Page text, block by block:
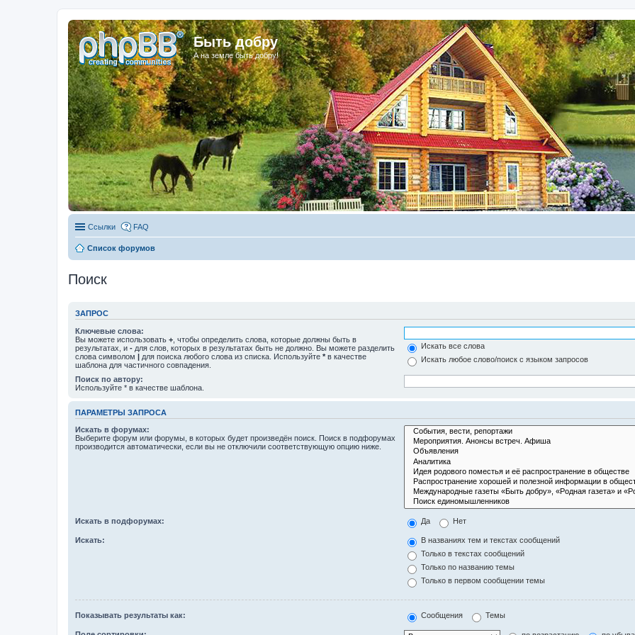
Быть добру
А на земле быть добру!
Ссылки FAQ
Список форумов
Поиск
ЗАПРОС
Ключевые слова:
Вы можете использовать + , чтобы определить слова, которые должны быть в
результатах, и - для слов, которых в результатах быть не должно. Вы можете разделить
слова символом | для поиска любого слова из списка. Используйте * в качестве
шаблона для частичного совпадения.
Искать все слова
Искать любое слово/поиск с языком запросов
Поиск по автору:
Используйте * в качестве шаблона.
ПАРАМЕТРЫ ЗАПРОСА
Искать в форумах:
Выберите форум или форумы, в которых будет произведён поиск. Поиск в подфорумах
производится автоматически, если вы не отключили соответствующую опцию ниже.
Искать в подфорумах: Да Нет
Искать:
В названиях тем и текстах сообщений
Только в текстах сообщений
Только по названию темы
Только в первом сообщении темы
Показывать результаты как: Сообщения Темы